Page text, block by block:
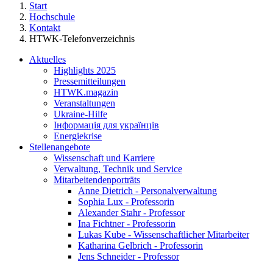
Start
Hochschule
Kontakt
HTWK-Telefonverzeichnis
Aktuelles
Highlights 2025
Pressemitteilungen
HTWK.magazin
Veranstaltungen
Ukraine-Hilfe
Інформація для українців
Energiekrise
Stellenangebote
Wissenschaft und Karriere
Verwaltung, Technik und Service
Mitarbeitendenporträts
Anne Dietrich - Personalverwaltung
Sophia Lux - Professorin
Alexander Stahr - Professor
Ina Fichtner - Professorin
Lukas Kube - Wissenschaftlicher Mitarbeiter
Katharina Gelbrich - Professorin
Jens Schneider - Professor